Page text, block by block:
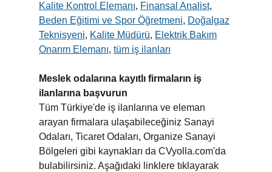
Kalite Kontrol Elemanı, Finansal Analist,
Beden Eğitimi ve Spor Öğretmeni, Doğalgaz
Teknisyeni, Kalite Müdürü, Elektrik Bakım
Onarım Elemanı, tüm iş ilanları
Meslek odalarına kayıtlı firmaların iş
ilanlarına başvurun
Tüm Türkiye'de iş ilanlarına ve eleman
arayan firmalara ulaşabileceğiniz Sanayi
Odaları, Ticaret Odaları, Organize Sanayi
Bölgeleri gibi kaynakları da CVyolla.com'da
bulabilirsiniz. Aşağıdaki linklere tıklayarak